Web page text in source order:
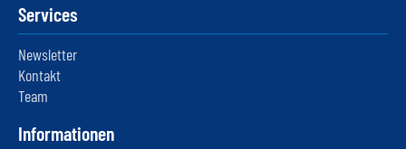
Services
Newsletter
Kontakt
Team
Informationen